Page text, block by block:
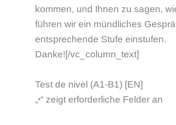
kommen, und Ihnen zu sagen,
führen wir ein mündliches
entsprechende Stufe einstufen.
Danke![/vc_column_text]
Test de nivel (A1-B1) [EN]
„*“ zeigt erforderliche Felder an